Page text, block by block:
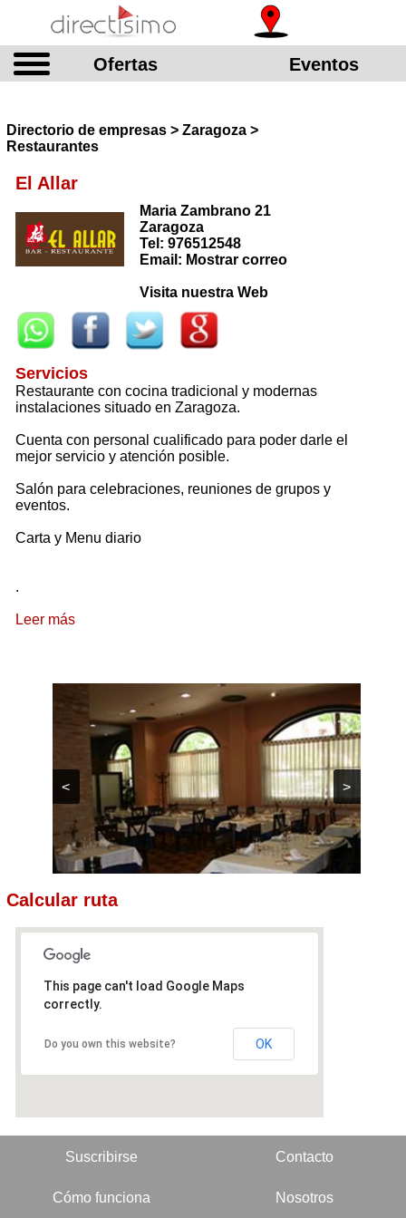
Ofertas Eventos
Directorio de empresas > Zaragoza >
Restaurantes
El Allar
Maria Zambrano 21
Zaragoza
Tel: 976512548
Email: Mostrar correo
Visita nuestra Web
Servicios
Restaurante con cocina tradicional y modernas
instalaciones situado en Zaragoza.
Cuenta con personal cualificado para poder darle el
mejor servicio y atención posible.
Salón para celebraciones, reuniones de grupos y
eventos.
Carta y Menu diario
.
Leer más
< >
Calcular ruta
This page can't load Google Maps
correctly.
Do you own this website? OK
Suscribirse Contacto
Cómo funciona Nosotros